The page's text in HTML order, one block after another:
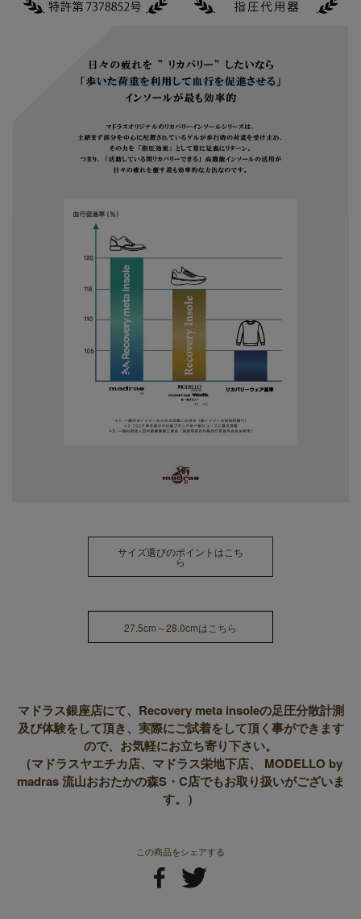
この商品をシェアする
サイズ選びのポイントはこち
ら
27.5cm～28.0cmはこちら
マドラス銀座店にて、Recovery meta insoleの足圧分散計測
及び体験をして頂き、実際にご試着をして頂く事ができます
ので、お気軽にお立ち寄り下さい。
（マドラスヤエチカ店、マドラス栄地下店、 MODELLO by
madras 流山おおたかの森S・C店でもお取り扱いがございま
す。）